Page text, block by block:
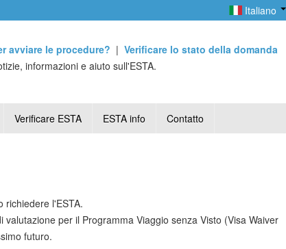
Italiano
avviare le procedure? | Verificare lo stato della domanda
informazioni e aiuto sull'ESTA.
Verificare ESTA ESTA info Contatto
richiedere l'ESTA.
valutazione per il Programma Viaggio senza Visto (Visa Waiver
futuro.